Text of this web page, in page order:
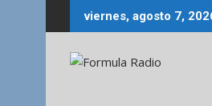
al
viernes, agosto 7,